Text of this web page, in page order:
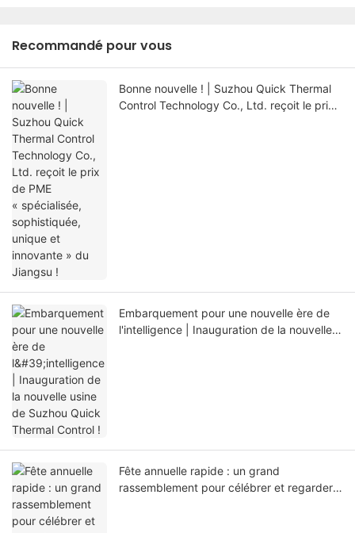
Recommandé pour vous
Bonne nouvelle ! | Suzhou Quick Thermal
Control Technology Co., Ltd. reçoit le prix
Embarquement pour une nouvelle ère de
l'intelligence | Inauguration de la nouvelle
Fête annuelle rapide : un grand
rassemblement pour célébrer et regarder